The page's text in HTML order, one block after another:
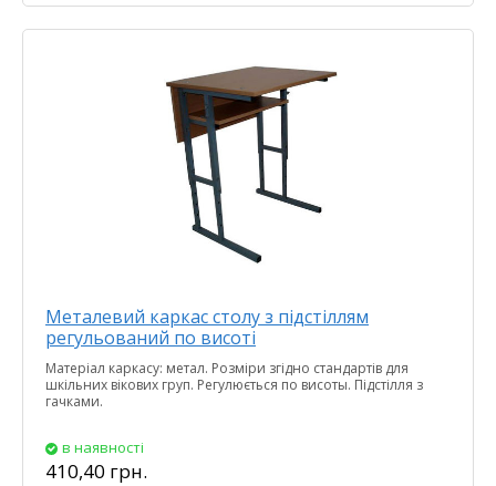
Металевий каркас столу з підстіллям
регульований по висоті
Матеріал каркасу: метал. Розміри згідно стандартів для
шкільних вікових груп. Регулюється по висоты. Підстілля з
гачками.
в наявності
410,40 грн.